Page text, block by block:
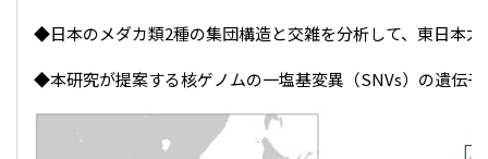
◆日本のメダカ類2種の集団構造と交雑を分析して、東日本
◆本研究が提案する核ゲノムの一塩基変異（SNVs）の遺伝